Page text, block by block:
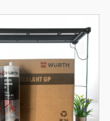
clar i blanc